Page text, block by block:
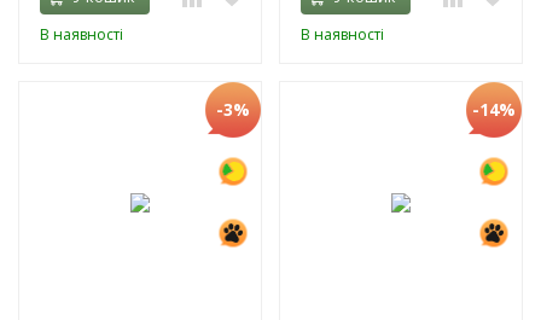
В наявності В наявності
-3% -14%